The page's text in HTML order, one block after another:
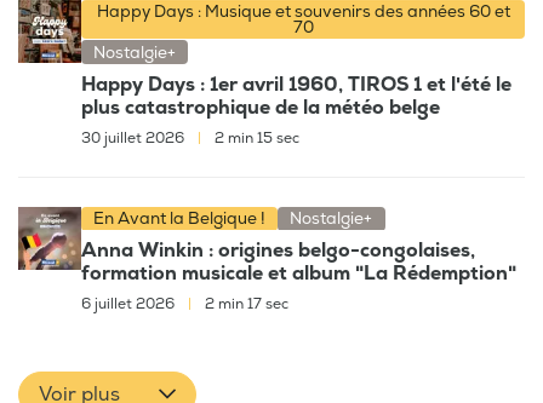
Happy Days : Musique et souvenirs des années 60 et
70
Nostalgie+
Happy Days : 1er avril 1960, TIROS 1 et l'été le
plus catastrophique de la météo belge
30 juillet 2026 | 2 min 15 sec
En Avant la Belgique ! Nostalgie+
Anna Winkin : origines belgo-congolaises,
formation musicale et album "La Rédemption"
6 juillet 2026 2 min 17 sec
Voir plus